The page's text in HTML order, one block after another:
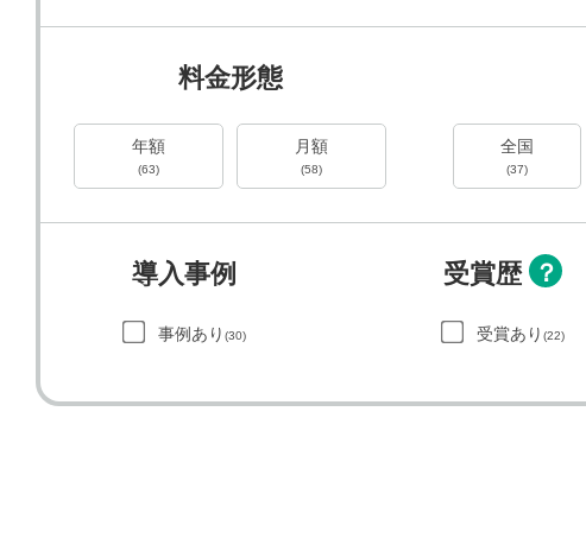
料金形態
年額
(63)
月額
(58)
全国
(37)
導入事例
事例あり(30)
受賞歴
受賞あり(22)